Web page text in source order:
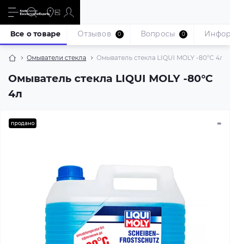
Омыватели стекла Омыватель стекла LIQUI MOLY -80°C 4л
Омыватель стекла LIQUI MOLY -80°C
4л
Все о товаре Отзывов 0 Вопросы 0
продано